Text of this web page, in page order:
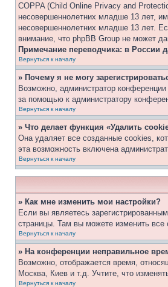
COPPA (Child Online Privacy and
несовершеннолетних младше 13 лет,
несовершеннолетних младше 13 лет.
внимание, что phpBB Group не может
Примечание переводчика: в России
Вернуться к началу
» Почему я не могу
Возможно, администратор
за помощью к администратору
Вернуться к началу
» Что делает функция «Удалить
Она удаляет все созданные cookies,
эта возможность включена
Вернуться к началу
» Как мне изменить мои настройки?
Если вы являетесь
страницы. Там вы можете изменить все
Вернуться к началу
» На конференции неправильное
Возможно, отображается время,
Москва, Киев и т.д. Учтите, что
Вернуться к началу